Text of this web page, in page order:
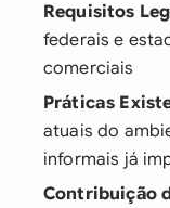
Requisitos
federais e
comerciais
Práticas
atuais do
informais já
Contribuição